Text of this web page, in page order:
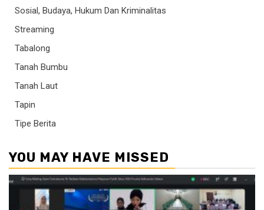
Sosial, Budaya, Hukum Dan Kriminalitas
Streaming
Tabalong
Tanah Bumbu
Tanah Laut
Tapin
Tipe Berita
YOU MAY HAVE MISSED